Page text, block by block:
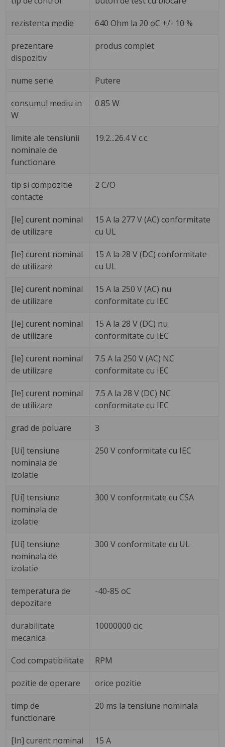
rezistenta medie 640 Ohm la 20 oC +/- 10 %
prezentare
dispozitiv
produs complet
nume serie Putere
consumul mediu in
W
0.85 W
limite ale tensiunii
nominale de
functionare
19.2...26.4 V c.c.
tip si compozitie
contacte
2 C/O
[Ie] curent nominal
de utilizare
15 A la 277 V (AC) conformitate
cu UL
[Ie] curent nominal
de utilizare
15 A la 28 V (DC) conformitate
cu UL
[Ie] curent nominal
de utilizare
15 A la 250 V (AC) nu
conformitate cu IEC
[Ie] curent nominal
de utilizare
15 A la 28 V (DC) nu
conformitate cu IEC
[Ie] curent nominal
de utilizare
7.5 A la 250 V (AC) NC
conformitate cu IEC
[Ie] curent nominal
de utilizare
7.5 A la 28 V (DC) NC
conformitate cu IEC
grad de poluare 3
[Ui] tensiune
nominala de
izolatie
250 V conformitate cu IEC
[Ui] tensiune
nominala de
izolatie
300 V conformitate cu CSA
[Ui] tensiune
nominala de
izolatie
300 V conformitate cu UL
temperatura de
depozitare
-40-85 oC
durabilitate
mecanica
10000000 cic
Cod compatibilitate RPM
pozitie de operare orice pozitie
timp de
functionare
20 ms la tensiune nominala
[In] curent nominal 15 A